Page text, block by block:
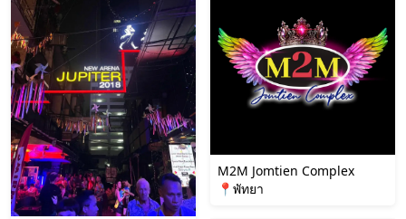
M2M Jomtien Complex
📍พัทยา